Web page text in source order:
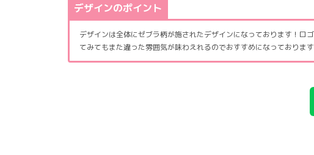
デザインのポイント
デザインは全体にゼブラ柄が施されたデザインになっております！ロ
てみてもまた違った雰囲気が味わえれるのでおすすめになっております